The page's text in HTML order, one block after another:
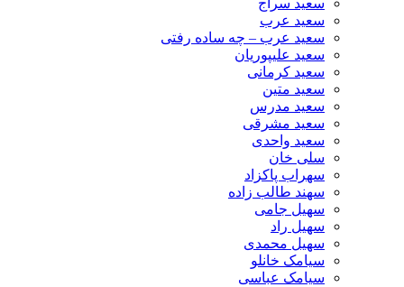
سعید سراج
سعید عرب
سعید عرب – چه ساده رفتی
سعید علیپوریان
سعید کرمانی
سعید متین
سعید مدرس
سعید مشرقی
سعید واحدی
سلی خان
سهراب پاکزاد
سهند طالب زاده
سهیل جامی
سهیل راد
سهیل محمدی
سیامک خانلو
سیامک عباسی